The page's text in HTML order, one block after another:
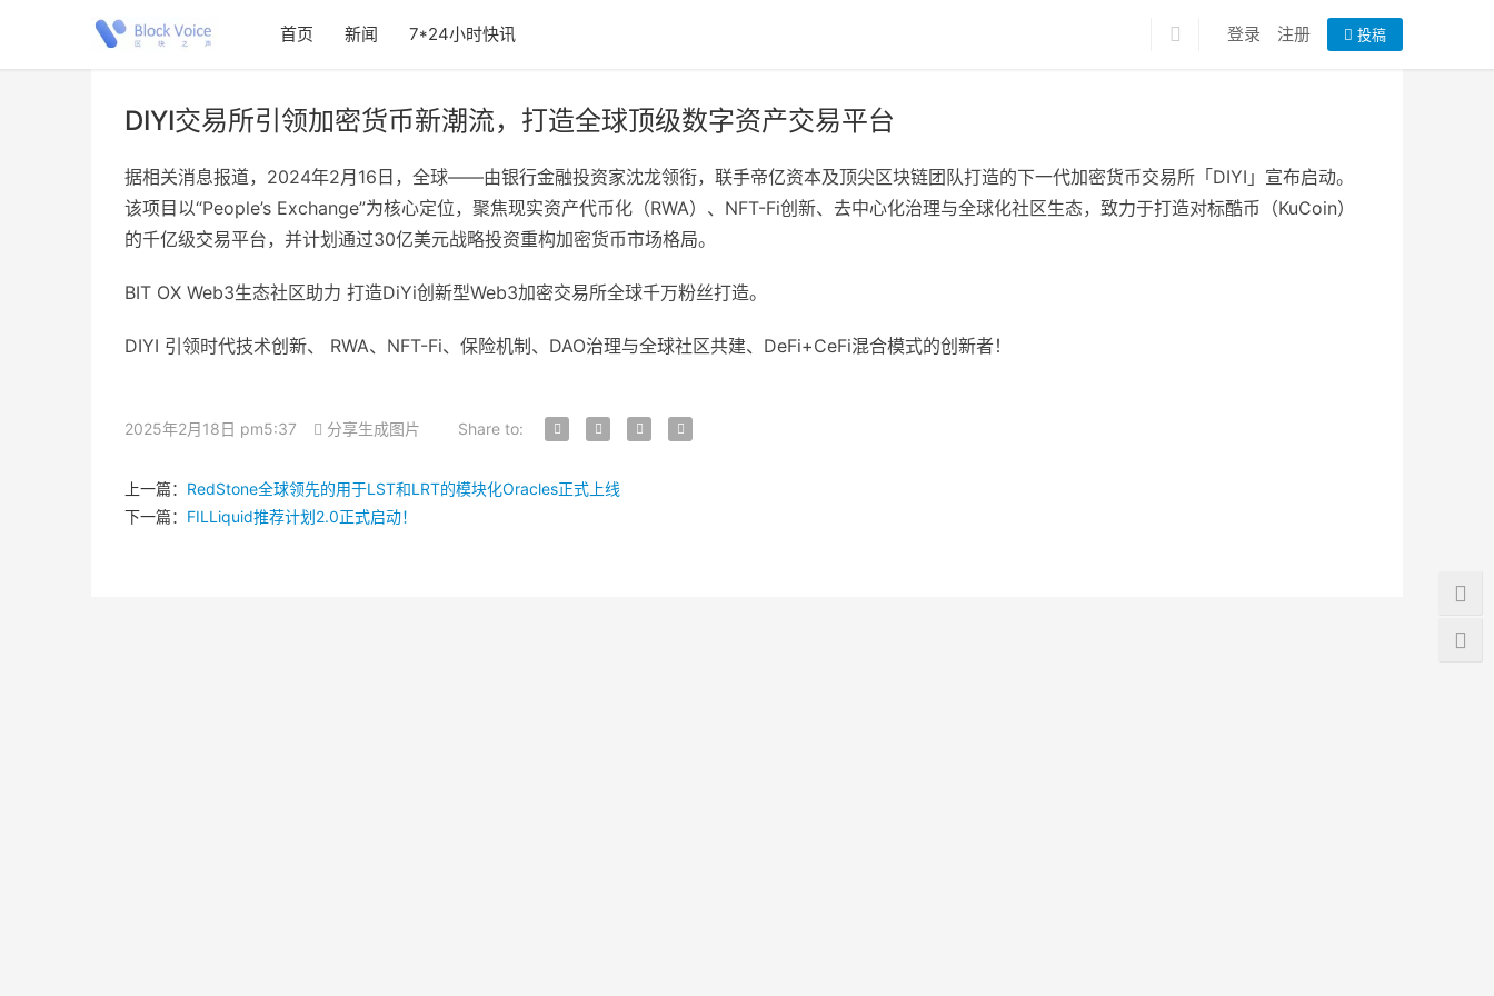
首页 新闻 7*24小时快讯 登录 注册 投稿
DIYI交易所引领加密货币新潮流，打造全球顶级数字资产交易平台
据相关消息报道，2024年2月16日，全球——由银行金融投资家沈龙领衔，联手帝亿资本及顶尖区块链团队打造的下一代加密货币交易所「DIYI」宣布启动。
该项目以“People’s Exchange”为核心定位，聚焦现实资产代币化（RWA）、NFT-Fi创新、去中心化治理与全球化社区生态，致力于打造对标酷币（KuCoin）
的千亿级交易平台，并计划通过30亿美元战略投资重构加密货币市场格局。
BIT OX Web3生态社区助力 打造DiYi创新型Web3加密交易所全球千万粉丝打造。
DIYI 引领时代技术创新、 RWA、NFT-Fi、保险机制、DAO治理与全球社区共建、DeFi+CeFi混合模式的创新者！
2025年2月18日 pm5:37 分享生成图片 Share to:
上一篇： RedStone全球领先的用于LST和LRT的模块化Oracles正式上线
下一篇： FILLiquid推荐计划2.0正式启动！